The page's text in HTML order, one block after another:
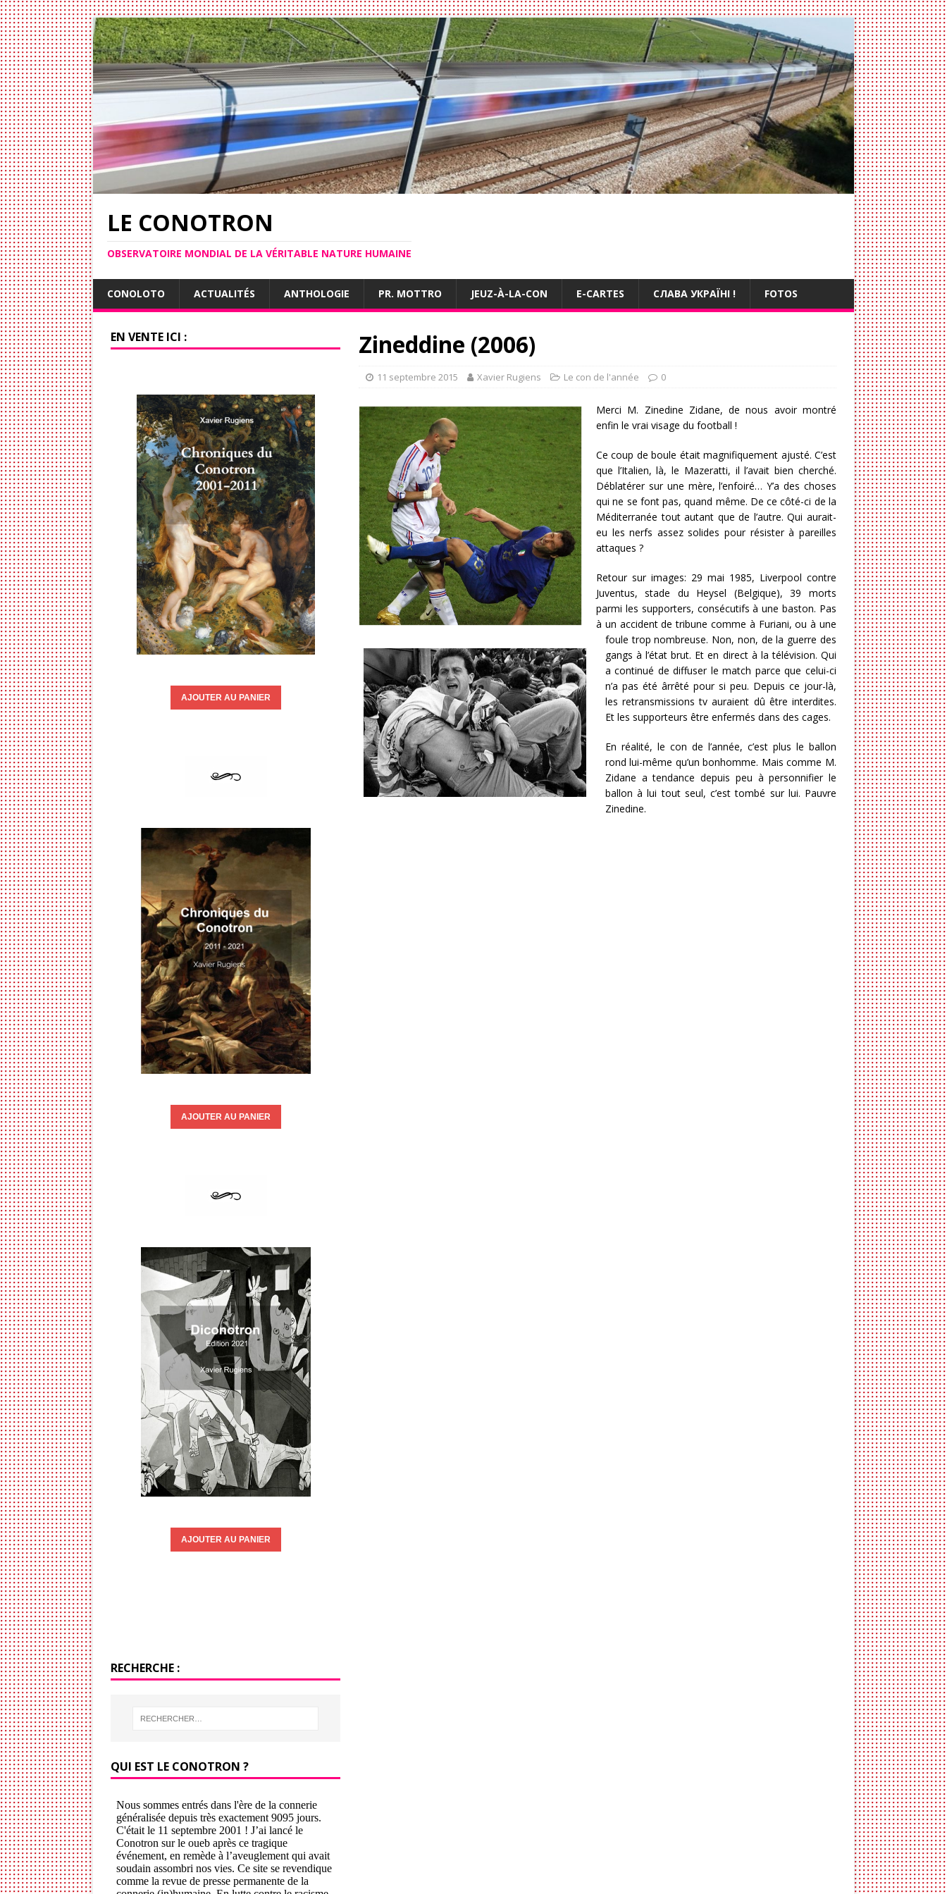
LE CONOTRON
OBSERVATOIRE MONDIAL DE LA VÉRITABLE NATURE HUMAINE
CONOLOTO ACTUALITÉS ANTHOLOGIE PR. MOTTRO JEUZ-À-LA-CON E-CARTES СЛАВА УКРАЇНІ ! FOTOS
Zineddine (2006)
11 septembre 2015 Xavier Rugiens Le con de l'année 0
Merci M. Zinedine Zidane, de nous avoir montré
enfin le vrai visage du football !
Ce coup de boule était magnifiquement ajusté. C’est
que l’Italien, là, le Mazeratti, il l’avait bien cherché.
Déblatérer sur une mère, l’enfoiré… Y’a des choses
qui ne se font pas, quand même. De ce côté-ci de la
Méditerranée tout autant que de l’autre. Qui aurait-
eu les nerfs assez solides pour résister à pareilles
attaques ?
Retour sur images: 29 mai 1985, Liverpool contre
Juventus, stade du Heysel (Belgique), 39 morts
parmi les supporters, consécutifs à une baston. Pas
à un accident de tribune comme à Furiani, ou à une
foule trop nombreuse. Non, non, de la guerre des
gangs à l’état brut. Et en direct à la télévision. Qui
a continué de diffuser le match parce que celui-ci
n’a pas été ârrêté pour si peu. Depuis ce jour-là,
les retransmissions tv auraient dû être interdites.
Et les supporteurs être enfermés dans des cages.
En réalité, le con de l’année, c’est plus le ballon
rond lui-même qu’un bonhomme. Mais comme M.
Zidane a tendance depuis peu à personnifier le
ballon à lui tout seul, c’est tombé sur lui. Pauvre
Zinedine.
EN VENTE ICI :
RECHERCHE :
QUI EST LE CONOTRON ?